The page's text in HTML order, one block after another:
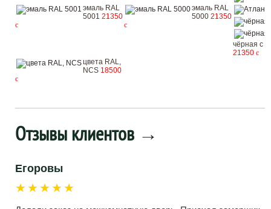
эмаль RAL
5001 21350
c
эмаль RAL
5000 21350
c
чёрная с
21350 c
цвета RAL,
NCS 18500
c
Отзывы клиентов →
Егоровы
★★★★★